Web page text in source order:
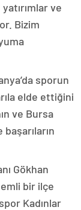
ve
Bizim
sporun
elde ettiğini
ve Bursa
Gökhan
bir ilçe
Kadınlar